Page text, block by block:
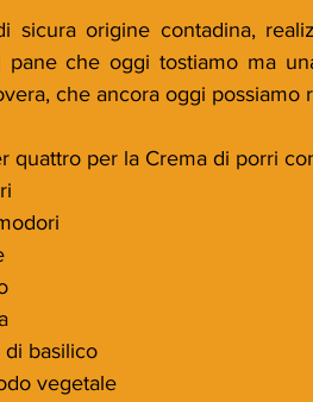
sicura origine contadina,
pane che oggi tostiamo ma
che ancora oggi possiamo
quattro per la Crema di porri
basilico
vegetale